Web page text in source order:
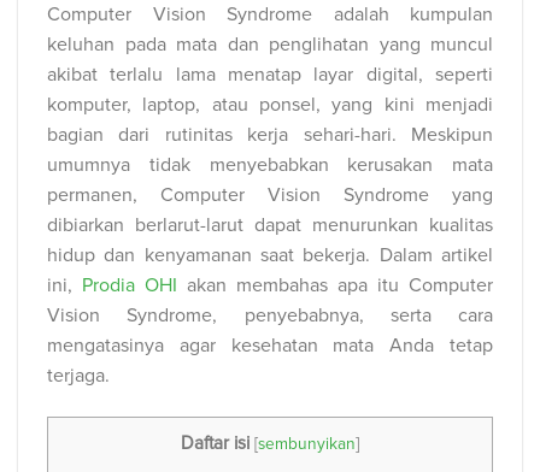
Computer Vision Syndrome adalah kumpulan
keluhan pada mata dan penglihatan yang muncul
akibat terlalu lama menatap layar digital, seperti
komputer, laptop, atau ponsel, yang kini menjadi
bagian dari rutinitas kerja sehari-hari. Meskipun
umumnya tidak menyebabkan kerusakan mata
permanen, Computer Vision Syndrome yang
dibiarkan berlarut-larut dapat menurunkan kualitas
hidup dan kenyamanan saat bekerja. Dalam artikel
ini, Prodia OHI akan membahas apa itu Computer
Vision Syndrome, penyebabnya, serta cara
mengatasinya agar kesehatan mata Anda tetap
terjaga.
Daftar isi [sembunyikan]